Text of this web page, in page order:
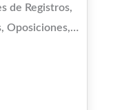
de Registros,
Oposiciones,